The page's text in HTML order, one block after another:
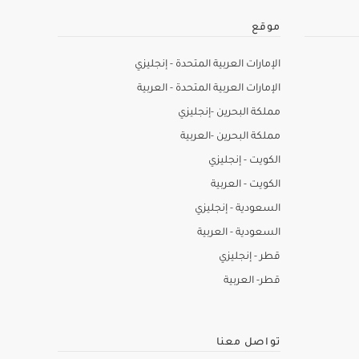
موقع
الإمارات العربية المتحدة - إنجليزي
الإمارات العربية المتحدة - العربية
مملكة البحرين -إنجليزي
مملكة البحرين -العربية
الكويت - إنجليزي
الكويت - العربية
السعودية - إنجليزي
السعودية - العربية
قطر - إنجليزي
قطر- العربية
تواصل معنا